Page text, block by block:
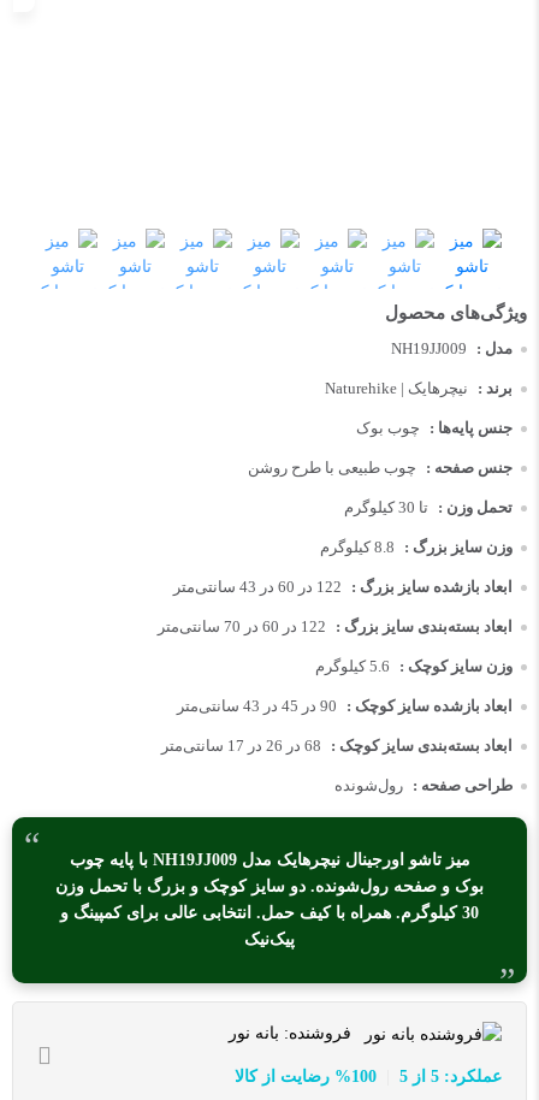
مدل : NH19JJ009
برند : نیچرهایک | Naturehike
جنس پایه‌ها : چوب بوک
جنس صفحه : چوب طبیعی با طرح روشن
تحمل وزن : تا 30 کیلوگرم
وزن سایز بزرگ : 8.8 کیلوگرم
ابعاد بازشده سایز بزرگ : 122 در 60 در 43 سانتی‌متر
ابعاد بسته‌بندی سایز بزرگ : 122 در 60 در 70 سانتی‌متر
وزن سایز کوچک : 5.6 کیلوگرم
ابعاد بازشده سایز کوچک : 90 در 45 در 43 سانتی‌متر
ابعاد بسته‌بندی سایز کوچک : 68 در 26 در 17 سانتی‌متر
طراحی صفحه : رول‌شونده
میز تاشو اورجینال نیچرهایک مدل NH19JJ009 با پایه چوب
بوک و صفحه رول‌شونده. دو سایز کوچک و بزرگ با تحمل وزن
30 کیلوگرم. همراه با کیف حمل. انتخابی عالی برای کمپینگ و
پیک‌نیک
فروشنده: بانه نور
عملکرد: 5 از 5 100% رضایت از کالا